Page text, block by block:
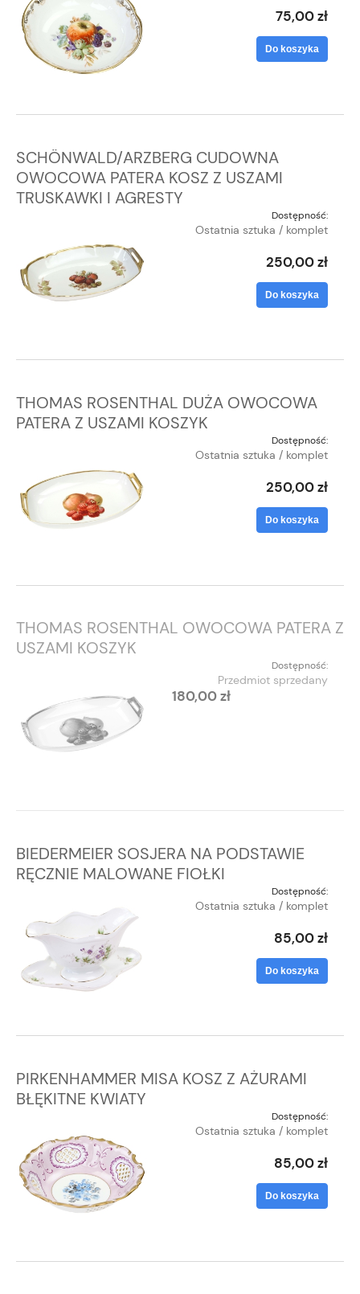
75,00 zł
Do koszyka
SCHÖNWALD/ARZBERG CUDOWNA
OWOCOWA PATERA KOSZ Z USZAMI
TRUSKAWKI I AGRESTY
Dostępność:
Ostatnia sztuka / komplet
250,00 zł
Do koszyka
THOMAS ROSENTHAL DUŻA OWOCOWA
PATERA Z USZAMI KOSZYK
Dostępność:
Ostatnia sztuka / komplet
250,00 zł
Do koszyka
THOMAS ROSENTHAL OWOCOWA PATERA Z
USZAMI KOSZYK
Dostępność:
Przedmiot sprzedany
180,00 zł
BIEDERMEIER SOSJERA NA PODSTAWIE
RĘCZNIE MALOWANE FIOŁKI
Dostępność:
Ostatnia sztuka / komplet
85,00 zł
Do koszyka
PIRKENHAMMER MISA KOSZ Z AŻURAMI
BŁĘKITNE KWIATY
Dostępność:
Ostatnia sztuka / komplet
85,00 zł
Do koszyka